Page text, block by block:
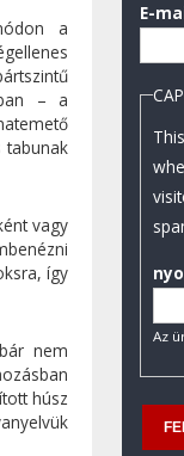
a
– a
tabunak
vagy
így
nem
húsz
E-
Az